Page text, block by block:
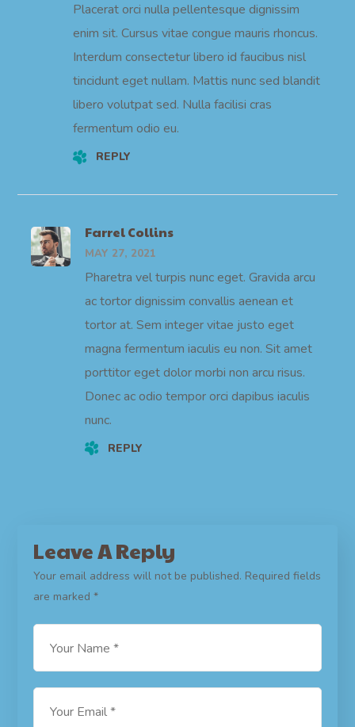
Placerat orci nulla pellentesque dignissim
enim sit. Cursus vitae congue mauris rhoncus.
Interdum consectetur libero id faucibus nisl
tincidunt eget nullam. Mattis nunc sed blandit
libero volutpat sed. Nulla facilisi cras
fermentum odio eu.
REPLY
Farrel Collins
MAY 27, 2021
Pharetra vel turpis nunc eget. Gravida arcu
ac tortor dignissim convallis aenean et
tortor at. Sem integer vitae justo eget
magna fermentum iaculis eu non. Sit amet
porttitor eget dolor morbi non arcu risus.
Donec ac odio tempor orci dapibus iaculis
nunc.
REPLY
Leave A Reply
Your email address will not be published. Required fields
are marked*